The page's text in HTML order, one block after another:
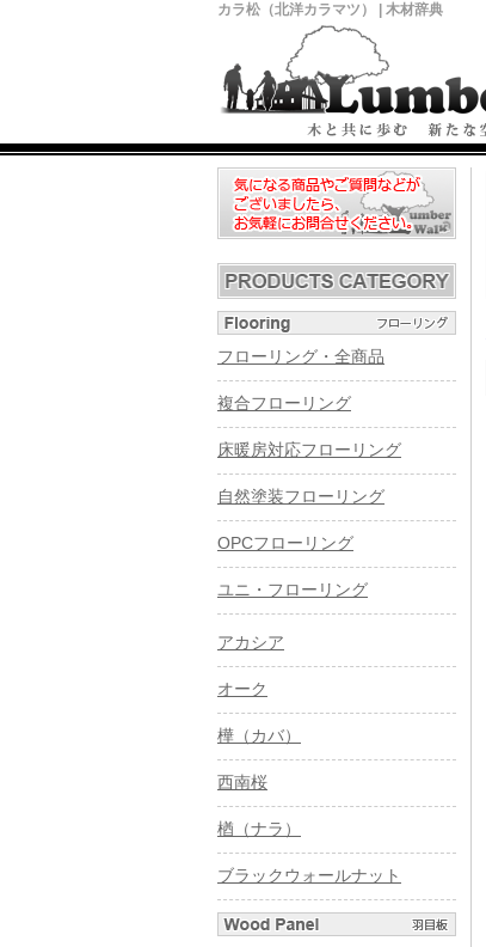
カラ松（北洋カラマツ） | 木材辞典
フローリング・全商品
複合フローリング
床暖房対応フローリング
自然塗装フローリング
OPCフローリング
ユニ・フローリング
アカシア
オーク
樺（カバ）
西南桜
楢（ナラ）
ブラックウォールナット